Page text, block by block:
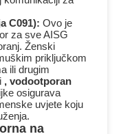
C091): Ovo je
za sve AISG
Ženski
priključkom
ili drugim
, vodootporan
osigurava
uvjete koju
na